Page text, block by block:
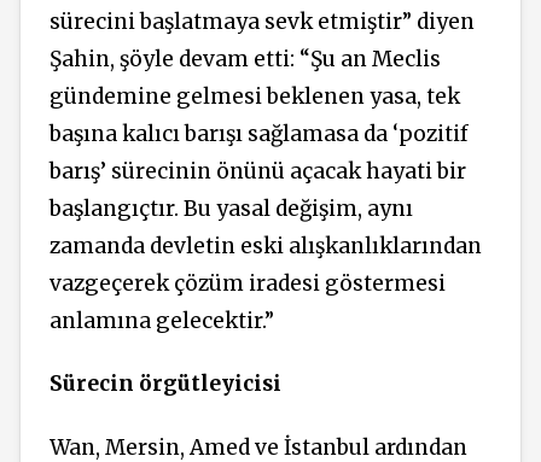
sürecini başlatmaya sevk etmiştir” diyen
Şahin, şöyle devam etti: “Şu an Meclis
gündemine gelmesi beklenen yasa, tek
başına kalıcı barışı sağlamasa da ‘pozitif
barış’ sürecinin önünü açacak hayati bir
başlangıçtır. Bu yasal değişim, aynı
zamanda devletin eski alışkanlıklarından
vazgeçerek çözüm iradesi göstermesi
anlamına gelecektir.”
Sürecin örgütleyicisi
Wan, Mersin, Amed ve İstanbul ardından